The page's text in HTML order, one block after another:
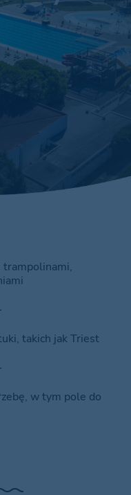
trampolinami,
takich jak Triest
w tym pole do